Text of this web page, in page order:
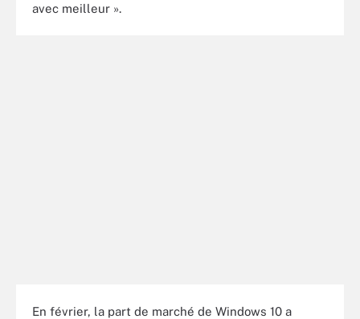
avec meilleur ».
En février, la part de marché de Windows 10 a